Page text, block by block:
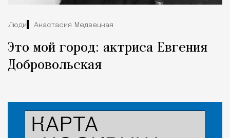
Люди Анастасия Медвецкая
Это мой город: актриса Евгения
Добровольская